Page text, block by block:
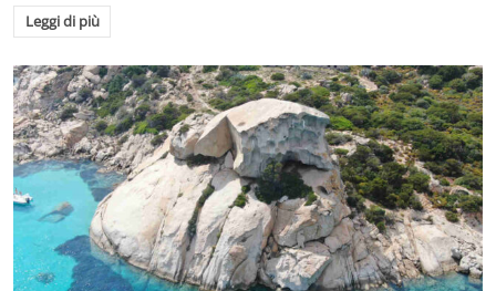
Leggi di più